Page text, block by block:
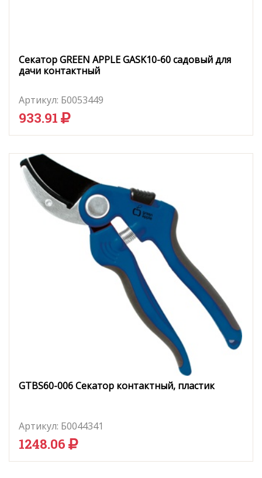
Секатор GREEN APPLE GASK10-60 садовый для
дачи контактный
Артикул: Б0053449
933.91
GTBS60-006 Секатор контактный, пластик
Артикул: Б0044341
1248.06